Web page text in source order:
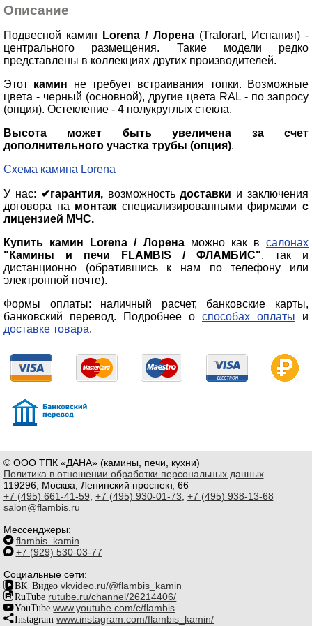
Описание
Подвесной камин Lorena / Лорена(Traforart, Испания) -
центрального размещения. Такие модели редко
представлены в коллекциях других производителей.
Этот камин не требует встраивания топки. Возможные
цвета - черный (основной), другие цвета RAL - по запросу
(опция). Остекление - 4 полукруглых стекла.
Высота может быть увеличена за счет
дополнительного участка трубы (опция).
Схема камина Lorena
У нас: ✔гарантия,возможностьдоставки и заключения
договора на монтажспециализированными фирмамис
лицензией МЧС.
Купить камин Lorena / Лоренаможно как в салонах
"Камины и печи FLAMBIS / ФЛАМБИС", так и
дистанционно (обратившись к нам по телефону или
электронной почте).
Формы оплаты: наличный расчет, банковские карты,
банковский перевод. Подробнее о способах оплаты и
доставке товара.
© ООО ТПК «ДАНА» (камины, печи, кухни)
Политика в отношении обработки персональных данных
119296, Москва, Ленинский проспект, 66
+7 (495) 661-41-59 +7 (495) 930-01-73 +7 (495) 938-13-68
salon@flambis.ru
Мессенджеры:
flambis_kamin
+7 (929) 530-03-77
Социальные сети:
ВК Видео vkvideo.ru/@flambis_kamin
RuTube rutube.ru/channel/26214406/
YouTube www.youtube.com/c/flambis
Instagram www.instagram.com/flambis_kamin/